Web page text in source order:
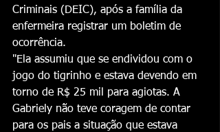
Criminais (DEIC), após a família da
enfermeira registrar um boletim de
ocorrência.
"Ela assumiu que se endividou com o
jogo do tigrinho e estava devendo em
torno de R$ 25 mil para agiotas. A
Gabriely não teve coragem de contar
para os pais a situação que estava